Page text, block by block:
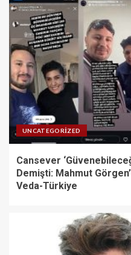
UNCATEGORIZED
Cansever
Demişti: Mahmut
Veda-Türkiye